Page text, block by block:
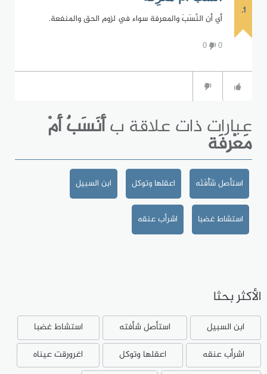
1.
أي أن النَّسَبَ والمعرفة سواء في لزوم الحق والمنفعة.
0
0
عبارات ذات علاقة بأَنَسَبٌ أَمْ
مَعْرِفَة
استأصل شَأْفَتَه اعقلها وتوكل ابن السبيل
استشاط غضبا اشرأب عنقه
الأكثر بحثا
ابن السبيل استأصل شأفته
استشاط غضبا
اشرأب عنقه
اعقلها وتوكل
اغرورقت عيناه